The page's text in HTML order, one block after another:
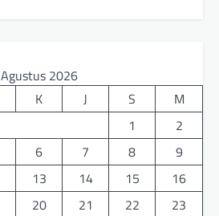
Agustus 2026
K J S
M
1
2
6 7 8
9
13 14 15
16
20 21 22
23